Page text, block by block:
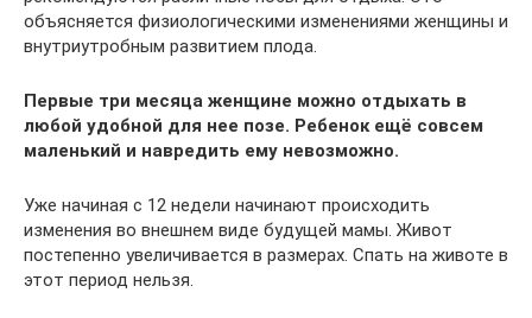
объясняется физиологическими изменениями женщины и
внутриутробным развитием плода.
Первые три месяца женщине можно отдыхать в
любой удобной для нее позе. Ребенок ещё совсем
маленький и навредить ему невозможно.
Уже начиная с 12 недели начинают происходить
изменения во внешнем виде будущей мамы. Живот
постепенно увеличивается в размерах. Спать на животе в
этот период нельзя.